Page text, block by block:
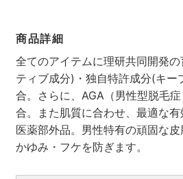
商品詳細
全てのアイテムに理研共同開発
ティブ成分)・独自特許成分(キー
合。さらに、AGA（男性型脱毛
合。また肌質に合わせ、最適な
医薬部外品。男性特有の頑固な皮
かゆみ・フケを防ぎます。